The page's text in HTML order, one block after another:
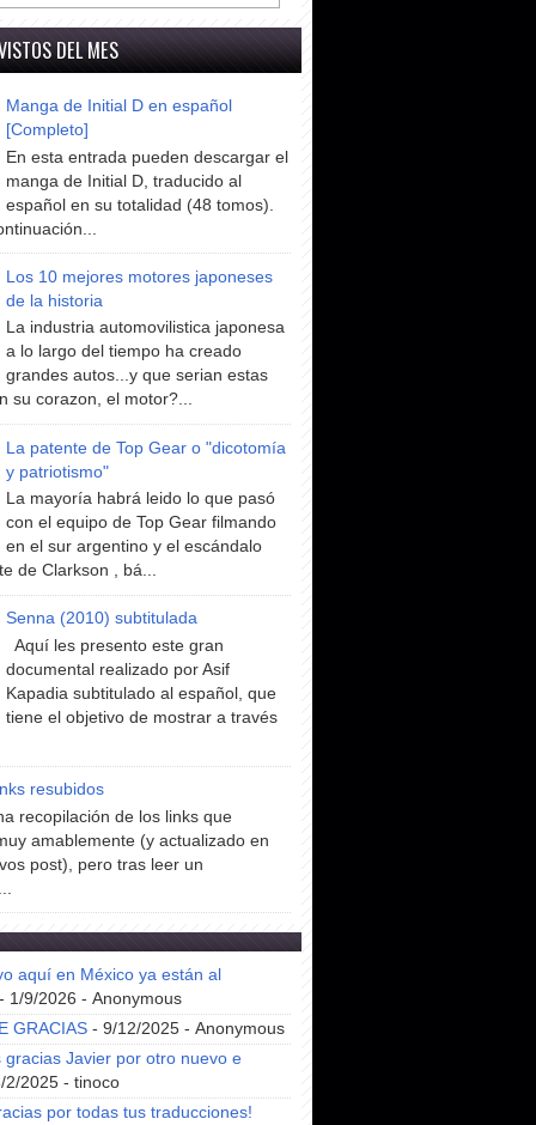
DEL MES
Manga de Initial D en español
[Completo]
En esta entrada pueden descargar el
manga de Initial D, traducido al
español en su totalidad (48 tomos).
Los 10 mejores motores japoneses
de la historia
La industria automovilistica japonesa
a lo largo del tiempo ha creado
grandes autos...y que serian estas
su corazon, el motor?...
La patente de Top Gear o "dicotomía
y patriotismo"
La mayoría habrá leido lo que pasó
con el equipo de Top Gear filmando
en el sur argentino y el escándalo
de Clarkson , bá...
Senna (2010) subtitulada
Aquí les presento este gran
documental realizado por Asif
Kapadia subtitulado al español, que
tiene el objetivo de mostrar a través
resubidos
recopilación de los links que
amablemente (y actualizado en
post), pero tras leer un
aquí en México ya están al
1/9/2026 - Anonymous
GRACIAS - 9/12/2025 - Anonymous
gracias Javier por otro nuevo e
2025 - tinoco
por todas tus traducciones!